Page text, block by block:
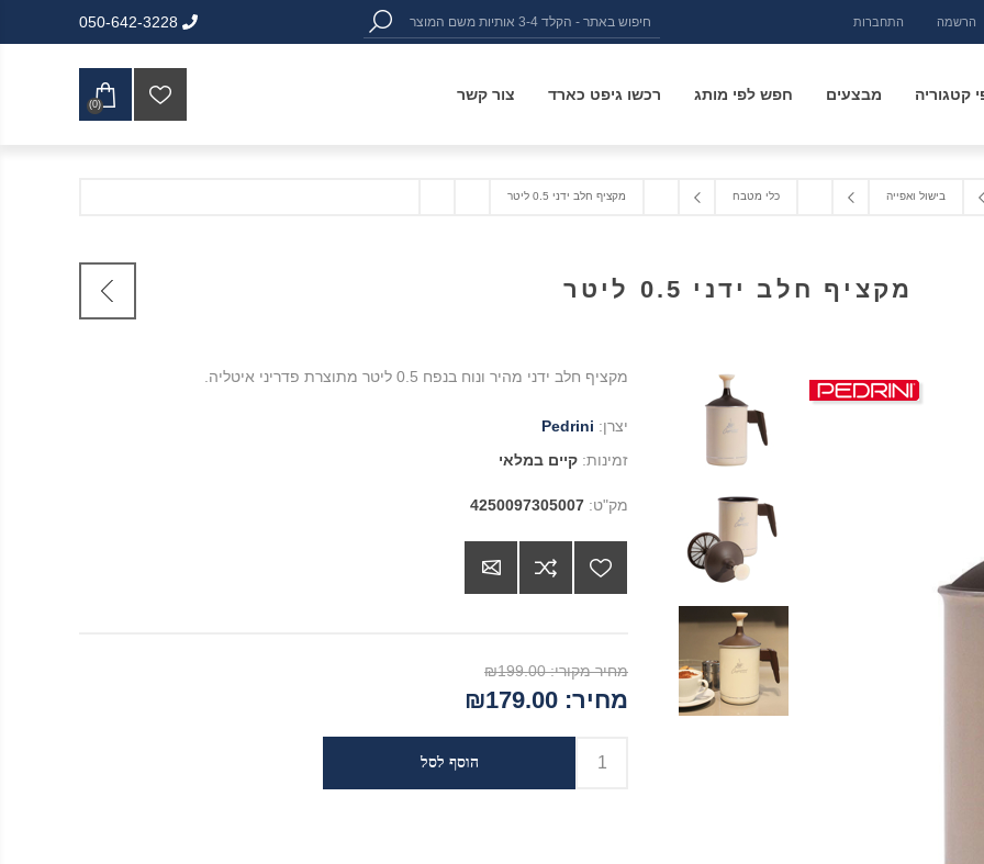
הרשמה התחברות 050-642-3228
קטגוריה מבצעים חפש לפי מותג רכשו גיפט כארד צור קשר
(0)
בישול ואפייה כלי מטבח מקציף חלב ידני 0.5 ליטר
מקציף חלב ידני 0.5 ליטר
מקציף חלב ידני מהיר ונוח בנפח 0.5 ליטר מתוצרת פדריני איטליה.
יצרן: Pedrini
זמינות: קיים במלאי
מק"ט: 4250097305007
מחיר מקורי: ₪199.00
מחיר: ₪179.00